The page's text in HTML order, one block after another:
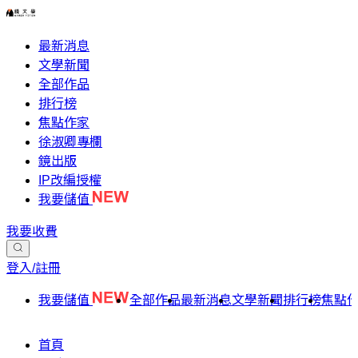
最新消息
文學新聞
全部作品
排行榜
焦點作家
徐淑卿專欄
鏡出版
IP改編授權
我要儲值
我要收費
登入/註冊
我要儲值 全部作品最新消息文學新聞排行榜焦點
首頁